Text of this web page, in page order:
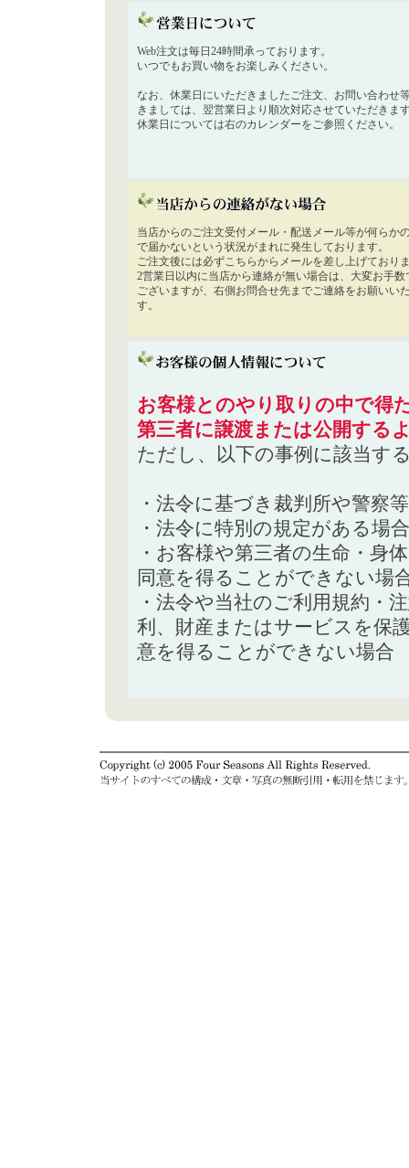
Web注文は毎日24時間承っております。
いつでもお買い物をお楽しみください。
なお、休業日にいただきましたご注文、お問い合わせ
きましては、翌営業日より順次対応させていただきま
休業日については右のカレンダーをご参照ください。
当店からのご注文受付メール・配送メール等が何らか
で届かないという状況がまれに発生しております。
ご注文後には必ずこちらからメールを差し上げており
2営業日以内に当店から連絡が無い場合は、大変お手数
ございますが、右側お問合せ先までご連絡をお願いい
す。
お客様とのやり取りの中で得
第三者に譲渡または公開する
ただし、以下の事例に該当す
・法令に基づき裁判所や警察
・法令に特別の規定がある場合
・お客様や第三者の生命・身
同意を得ることができない場
・法令や当社のご利用規約・
利、財産またはサービスを保
意を得ることができない場合